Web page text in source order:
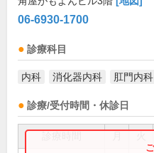
06-6930-1700
診療科目
内科 消化器内科 肛門内科
診療/受付時間・休診日